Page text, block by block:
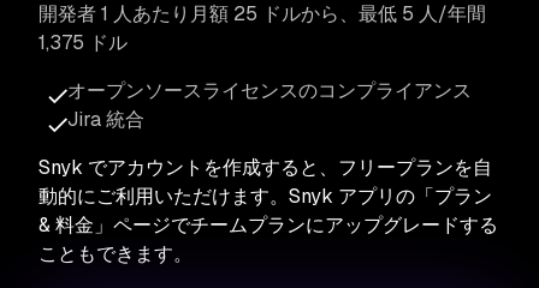
開発者 1 人あたり月額 25 ドルから、最低 5 人/年間
1,375 ドル
オープンソースライセンスのコンプライアンス
Jira 統合
Snyk でアカウントを作成すると、フリープランを自
動的にご利用いただけます。Snyk アプリの「プラン
& 料金」ページでチームプランにアップグレードする
こともできます。